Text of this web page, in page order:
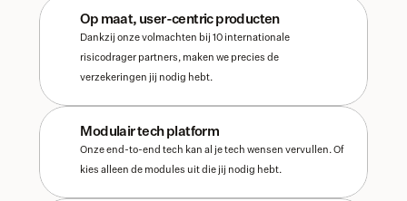
Op maat, user-centric producten
Dankzij onze volmachten bij 10 internationale
risicodrager partners, maken we precies de
verzekeringen jij nodig hebt.
Modulair tech platform
Onze end-to-end tech kan al je tech wensen vervullen. Of
kies alleen de modules uit die jij nodig hebt.